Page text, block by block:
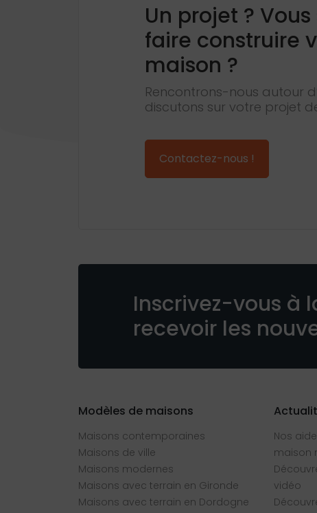
Un projet ?
faire construire
maison ?
Rencontrons-nous autour
discutons sur votre projet
Contactez-nous !
Inscrivez-vous à
recevoir les
Modèles de maisons
Maisons contemporaines
Maisons de ville
Maisons modernes
Maisons avec terrain en Gironde
Maisons avec terrain en Dordogne
Nos
maison
vidéo